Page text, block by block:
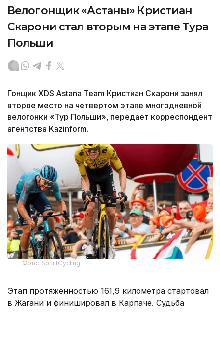
Велогонщик «Астаны» Кристиан
Скарони стал вторым на этапе Тура
Польши
Гонщик XDS Astana Team Кристиан Скарони занял
второе место на четвертом этапе многодневной
велогонки «Тур Польши», передает корреспондент
агентства Kazinform.
Фото: SprintCycling
Этап протяженностью 161,9 километра стартовал
в Жагани и финишировал в Карпаче. Судьба